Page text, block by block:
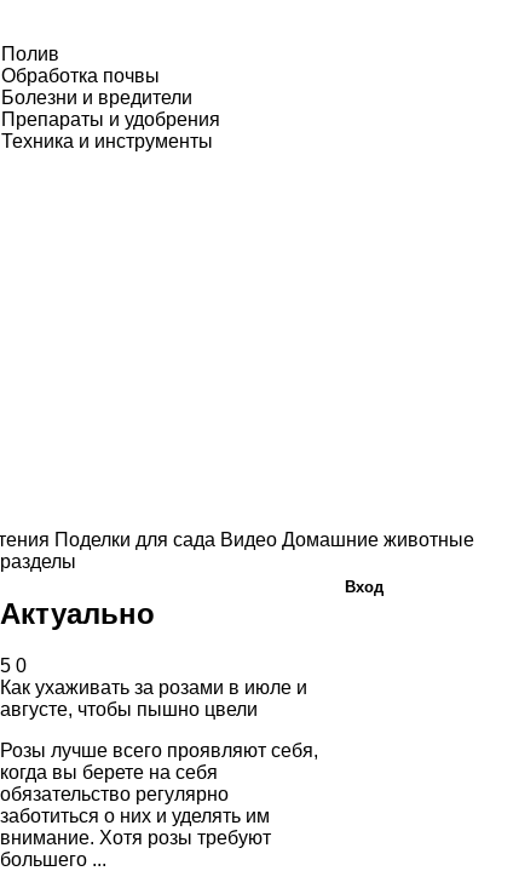
Полив
Обработка почвы
Болезни и вредители
Препараты и удобрения
Техника и инструменты
Поделки для сада Видео Домашние животные
разделы
Актуально
5 0
Как ухаживать за розами в июле и
августе, чтобы пышно цвели
Розы лучше всего проявляют себя,
когда вы берете на себя
обязательство регулярно
заботиться о них и уделять им
внимание. Хотя розы требуют
большего ...
Вход